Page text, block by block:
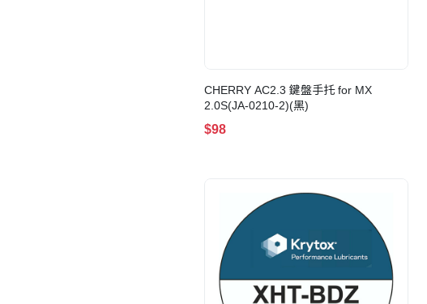
CHERRY AC2.3 鍵盤手托 for MX
2.0S(JA-0210-2)(黑)
$98